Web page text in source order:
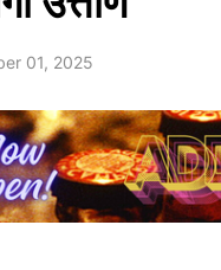
01, 2025